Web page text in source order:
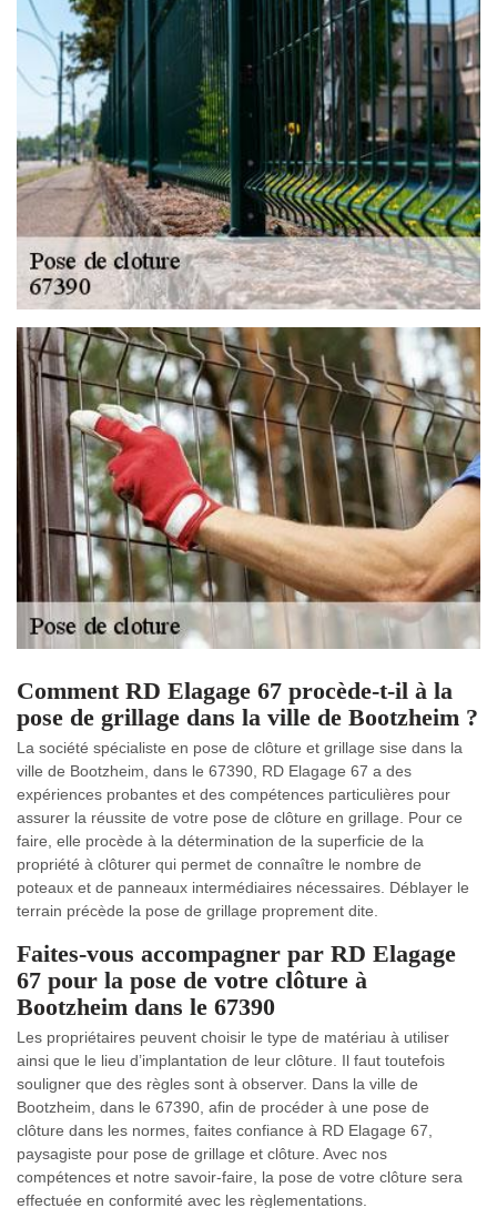
Comment RD Elagage 67 procède-t-il à la
pose de grillage dans la ville de Bootzheim ?
La société spécialiste en pose de clôture et grillage sise dans la
ville de Bootzheim, dans le 67390, RD Elagage 67 a des
expériences probantes et des compétences particulières pour
assurer la réussite de votre pose de clôture en grillage. Pour ce
faire, elle procède à la détermination de la superficie de la
propriété à clôturer qui permet de connaître le nombre de
poteaux et de panneaux intermédiaires nécessaires. Déblayer le
terrain précède la pose de grillage proprement dite.
Faites-vous accompagner par RD Elagage
67 pour la pose de votre clôture à
Bootzheim dans le 67390
Les propriétaires peuvent choisir le type de matériau à utiliser
ainsi que le lieu d’implantation de leur clôture. Il faut toutefois
souligner que des règles sont à observer. Dans la ville de
Bootzheim, dans le 67390, afin de procéder à une pose de
clôture dans les normes, faites confiance à RD Elagage 67,
paysagiste pour pose de grillage et clôture. Avec nos
compétences et notre savoir-faire, la pose de votre clôture sera
effectuée en conformité avec les règlementations.